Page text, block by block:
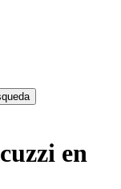
en